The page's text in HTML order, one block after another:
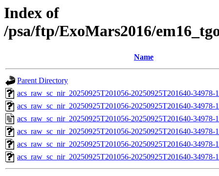
Index of
/psa/ftp/ExoMars2016/
Name
Parent Directory
acs_raw_sc_nir_20250925T201056-20250925T201640-
acs_raw_sc_nir_20250925T201056-20250925T201640-34978-
acs_raw_sc_nir_20250925T201056-20250925T201640-34978-
acs_raw_sc_nir_20250925T201056-20250925T201640-34978-
acs_raw_sc_nir_20250925T201056-20250925T201640-34978-
acs_raw_sc_nir_20250925T201056-20250925T201640-34978-